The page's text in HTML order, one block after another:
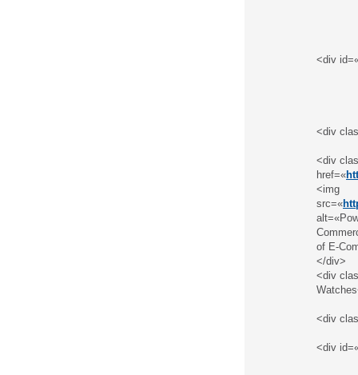
<div
<div
<div
href=«
<img
src=«
of E-
</div>
<div
<div
<div